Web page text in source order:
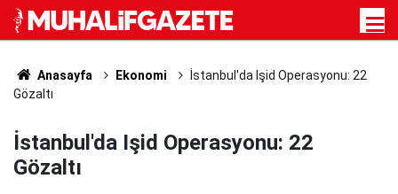
Anasayfa Ekonomi
İstanbul'da Işid Operasyonu: 22
Gözaltı
İstanbul'da Işid Operasyonu: 22
Gözaltı